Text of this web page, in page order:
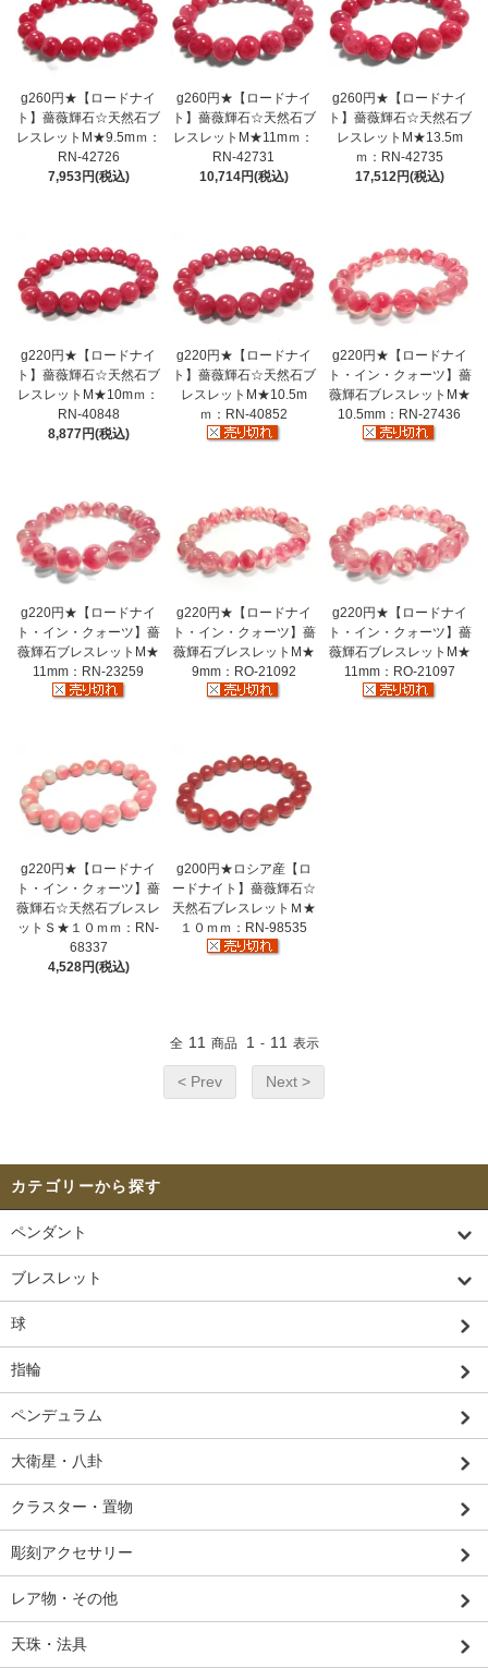
g260円★【ロードナイ
ト】薔薇輝石☆天然石ブ
レスレットM★9.5mｍ：
RN-42726
7,953円(税込)
g260円★【ロードナイ
ト】薔薇輝石☆天然石ブ
レスレットM★11mｍ：
RN-42731
10,714円(税込)
g260円★【ロードナイ
ト】薔薇輝石☆天然石ブ
レスレットM★13.5m
ｍ：RN-42735
17,512円(税込)
g220円★【ロードナイ
ト】薔薇輝石☆天然石ブ
レスレットM★10mｍ：
RN-40848
8,877円(税込)
g220円★【ロードナイ
ト】薔薇輝石☆天然石ブ
レスレットM★10.5m
ｍ：RN-40852
g220円★【ロードナイ
ト・イン・クォーツ】薔
薇輝石ブレスレットM★
10.5mm：RN-27436
g220円★【ロードナイ
ト・イン・クォーツ】薔
薇輝石ブレスレットM★
11mm：RN-23259
g220円★【ロードナイ
ト・イン・クォーツ】薔
薇輝石ブレスレットM★
9mm：RO-21092
g220円★【ロードナイ
ト・イン・クォーツ】薔
薇輝石ブレスレットM★
11mm：RO-21097
g220円★【ロードナイ
ト・イン・クォーツ】薔
薇輝石☆天然石ブレスレ
ットＳ★１０ｍｍ：RN-
68337
4,528円(税込)
g200円★ロシア産【ロ
ードナイト】薔薇輝石☆
天然石ブレスレットＭ★
１０ｍｍ：RN-98535
全 11 商品 1 - 11 表示
< Prev Next >
カテゴリーから探す
ペンダント
ブレスレット
球
指輪
ペンデュラム
大衛星・八卦
クラスター・置物
彫刻アクセサリー
レア物・その他
天珠・法具